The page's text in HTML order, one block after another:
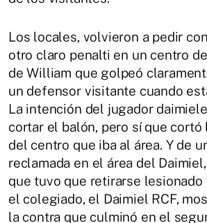
Los locales, volvieron a pedir
otro claro penalti en un centro
de William que golpeó
un defensor visitante cuando
La intención del jugador
cortar el balón, pero sí que cortó
del centro que iba al área. Y de
reclamada en el área del
que tuvo que retirarse lesionado
el colegiado, el Daimiel RCF,
la contra que culminó en el